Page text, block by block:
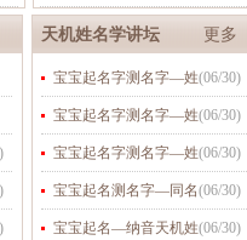
)
)
)
天机姓名学讲坛 更多
宝宝起名字测名字—姓(06/30)
宝宝起名字测名字—姓(06/30)
宝宝起名字测名字—姓(06/30)
宝宝起名测名字—同名(06/30)
宝宝起名—纳音天机姓(06/30)